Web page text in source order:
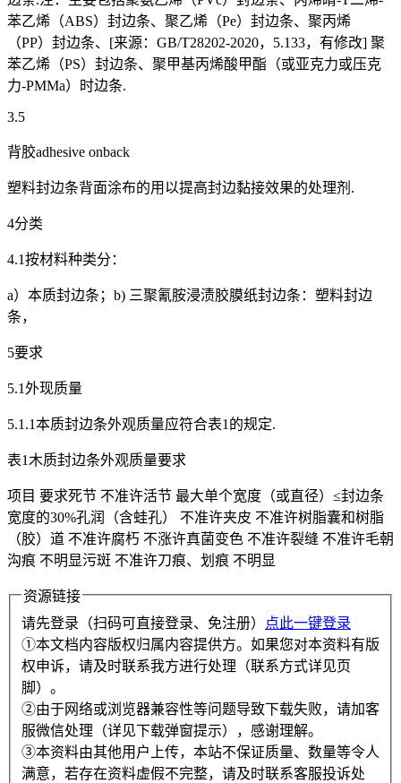
苯乙烯（ABS）封边条、聚乙烯（Pe）封边条、聚丙烯
（PP）封边条、[来源：GB/T28202-2020，5.133，有修改] 聚
苯乙烯（PS）封边条、聚甲基丙烯酸甲酯（或亚克力或压克
力-PMMa）时边条.
3.5
背胶adhesive onback
塑料封边条背面涂布的用以提高封边黏接效果的处理剂.
4分类
4.1按材料种类分：
a）本质封边条；b) 三聚氰胺浸渍胶膜纸封边条：塑料封边
条，
5要求
5.1外现质量
5.1.1本质封边条外观质量应符合表1的规定.
表1木质封边条外观质量要求
项目 要求死节 不准许活节 最大单个宽度（或直径）≤封边条
宽度的30%孔润（含蛙孔） 不准许夹皮 不准许树脂囊和树脂
（胶）道 不准许腐朽 不涨许真菌变色 不准许裂缝 不准许毛朝
沟痕 不明显污斑 不准许刀痕、划痕 不明显
资源链接
请先登录（扫码可直接登录、免注册）
点此一键登录
①本文档内容版权归属内容提供方。如果您对本资料有版
权申诉，请及时联系我方进行处理（联系方式详见页
脚）。
②由于网络或浏览器兼容性等问题导致下载失败，请加客
服微信处理（详见下载弹窗提示），感谢理解。
③本资料由其他用户上传，本站不保证质量、数量等令人
满意，若存在资料虚假不完整，请及时联系客服投诉处